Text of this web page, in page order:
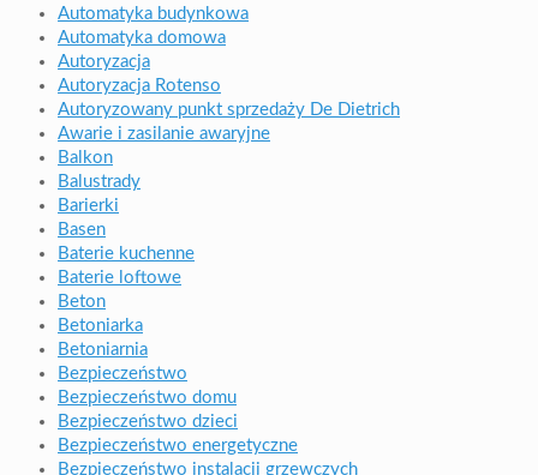
Automatyka budynkowa
Automatyka domowa
Autoryzacja
Autoryzacja Rotenso
Autoryzowany punkt sprzedaży De Dietrich
Awarie i zasilanie awaryjne
Balkon
Balustrady
Barierki
Basen
Baterie kuchenne
Baterie loftowe
Beton
Betoniarka
Betoniarnia
Bezpieczeństwo
Bezpieczeństwo domu
Bezpieczeństwo dzieci
Bezpieczeństwo energetyczne
Bezpieczeństwo instalacji grzewczych